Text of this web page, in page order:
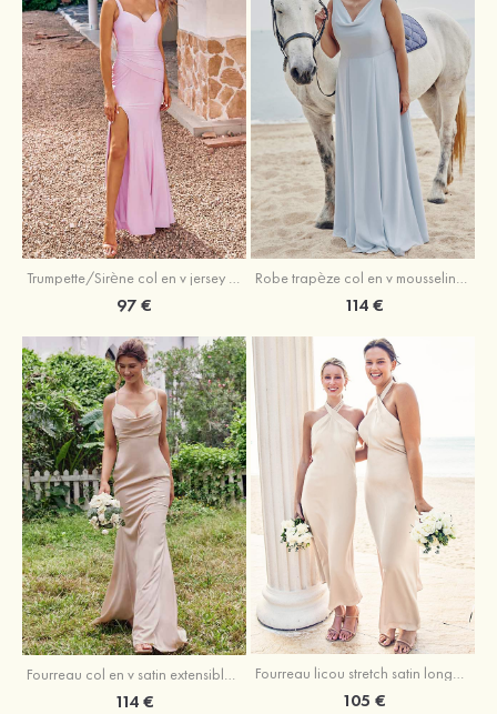
Trumpette/Sirène col en v jersey ras du sol robe de demoiselle d'honneur
97 €
Robe trapèze col en v mousseline ras du sol robe de demoiselle d'honneur
114 €
Fourreau col en v satin extensible ras du sol robe de demoiselle d'honneur
114 €
Fourreau licou stretch satin longueur cheville robe de demoiselle d'honneur
105 €